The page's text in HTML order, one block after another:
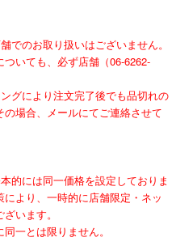
でのお取り扱いはございません。
いても、必ず店舗（06-6262-
グにより注文完了後でも品切れの
場合、メールにてご連絡させて
的には同一価格を設定しておりま
より、一時的に店舗限定・ネッ
います。
一とは限りません。